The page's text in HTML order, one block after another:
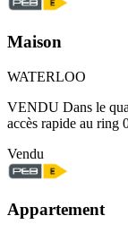
Maison
WATERLOO
VENDU Dans le
accès rapide au ring
Vendu
Appartement